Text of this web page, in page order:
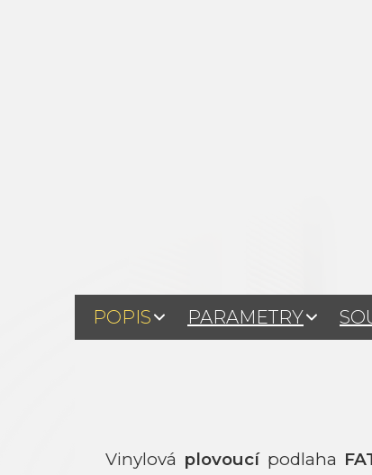
POPIS PARAMETRY
Vinylová plovoucípodlaha